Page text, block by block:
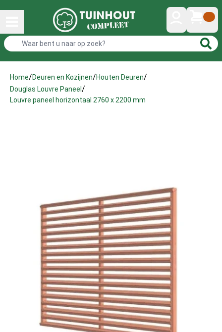
Home/Deuren en Kozijnen/Houten Deuren/
Douglas Louvre Paneel /
Louvre paneel horizontaal 2760 x 2200 mm